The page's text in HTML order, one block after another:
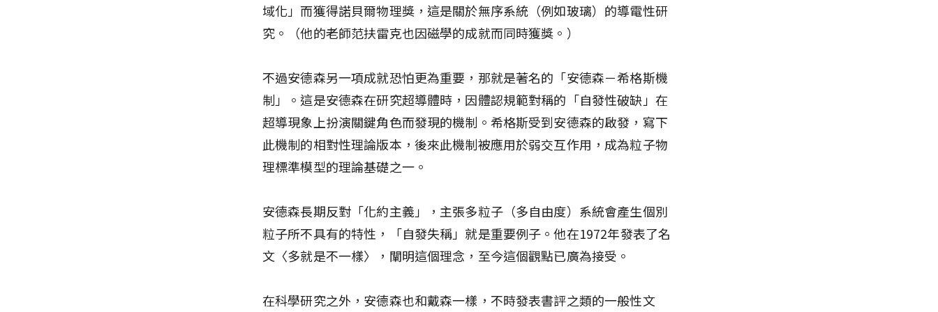
域化」而獲得諾貝爾物理獎，這是關於無序系統（例如玻璃）的導電性研
究。（他的老師范扶雷克也因磁學的成就而同時獲獎。）
不過安德森另一項成就恐怕更為重要，那就是著名的「安德森－希格斯機
制」。這是安德森在研究超導體時，因體認規範對稱的「自發性破缺」在
超導現象上扮演關鍵角色而發現的機制。希格斯受到安德森的啟發，寫下
此機制的相對性理論版本，後來此機制被應用於弱交互作用，成為粒子物
理標準模型的理論基礎之一。
安德森長期反對「化約主義」，主張多粒子（多自由度）系統會產生個別
粒子所不具有的特性，「自發失稱」就是重要例子。他在1972年發表了名
文〈多就是不一樣〉，闡明這個理念，至今這個觀點已廣為接受。
在科學研究之外，安德森也和戴森一樣，不時發表書評之類的一般性文